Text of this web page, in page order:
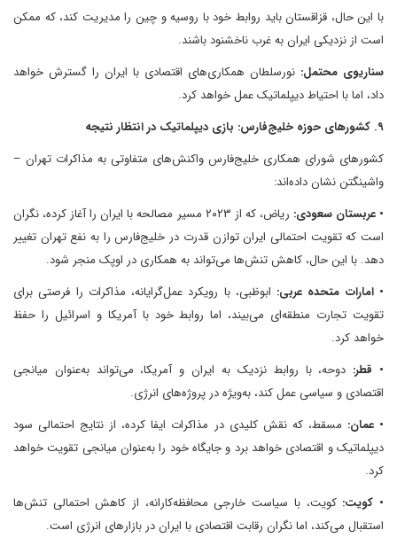
با این حال، قزاقستان باید روابط خود با روسیه و چین را مدیریت کند، که ممکن
است از نزدیکی ایران به غرب ناخشنود باشند.
سناریوی محتمل: نورسلطان همکاری‌های اقتصادی با ایران را گسترش خواهد
داد، اما با احتیاط دیپلماتیک عمل خواهد کرد.
۹. کشورهای حوزه خلیج‌فارس: بازی دیپلماتیک در انتظار نتیجه
کشورهای شورای همکاری خلیج‌فارس واکنش‌های متفاوتی به مذاکرات تهران –
واشینگتن نشان داده‌اند:
• عربستان سعودی:
ریاض، که از ۲۰۲۳ مسیر مصالحه با ایران را آغاز کرده، نگران
است که تقویت احتمالی ایران توازن قدرت در خلیج‌فارس را به نفع تهران تغییر
دهد. با این حال، کاهش تنش‌ها می‌تواند به همکاری در اوپک منجر شود.
• امارات متحده عربی: ابوظبی، با رویکرد عمل‌گرایانه، مذاکرات را فرصتی برای
تقویت تجارت منطقه‌ای می‌بیند، اما روابط خود با آمریکا و اسرائیل را حفظ
خواهد کرد.
• قطر: دوحه، با روابط نزدیک به ایران و آمریکا، می‌تواند به‌عنوان میانجی
اقتصادی و سیاسی عمل کند، به‌ویژه در پروژه‌های انرژی.
• عمان: مسقط، که نقش کلیدی در مذاکرات ایفا کرده، از نتایج احتمالی سود
دیپلماتیک و اقتصادی خواهد برد و جایگاه خود را به‌عنوان میانجی تقویت خواهد
کرد.
• کویت: کویت، با سیاست خارجی محافظه‌کارانه، از کاهش احتمالی تنش‌ها
استقبال می‌کند، اما نگران رقابت اقتصادی با ایران در بازارهای انرژی است.